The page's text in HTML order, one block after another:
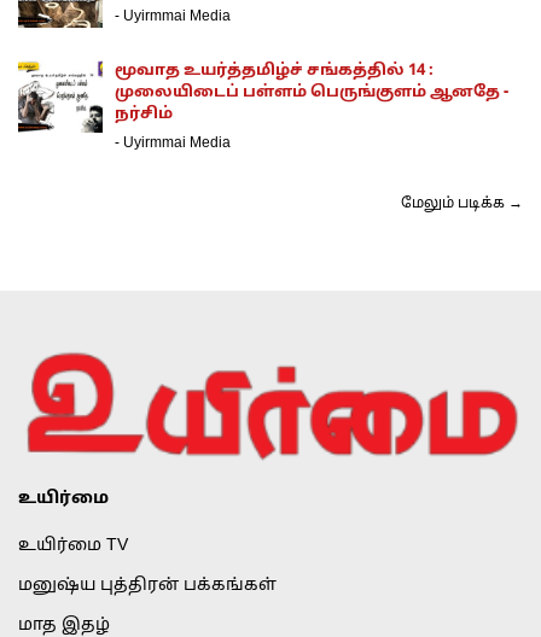
- Uyirmmai Media
மூவாத உயர்த்தமிழ்ச் சங்கத்தில் 14 :
முலையிடைப் பள்ளம் பெருங்குளம் ஆனதே -
நர்சிம்
- Uyirmmai Media
மேலும் படிக்க →
உயிர்மை
உயிர்மை TV
மனுஷ்ய புத்திரன் பக்கங்கள்
மாத இதழ்